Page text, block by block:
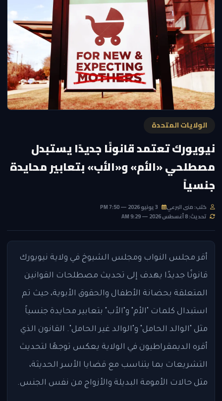
الولايات المتحدة
نيويورك تعتمد قانونًا جديدًا يستبدل
مصطلحي «الأم» و«الأب» بتعابير محايدة
جنسياً
كتب: منى البرعي
تحديث: 8 أغسطس 2026 — 9:29 AM
أقر مجلس النواب ومجلس الشيوخ في ولاية نيويورك
قانونًا جديدًا يهدف إلى تحديث مصطلحات القوانين
المتعلقة بحضانة الأطفال والحقوق الأبوية، حيث تم
استبدال كلمات "الأم" و"الأب" بتعابير محايدة جنسياً
مثل "الوالد الحامل" و"الوالد غير الحامل". القانون الذي
أقره الديمقراطيون في الولاية يعكس توجهًا لتحديث
التشريعات بما يتناسب مع قضايا الأسر الحديثة،
مثل حالات الأمومة البديلة والأزواج من نفس الجنس.